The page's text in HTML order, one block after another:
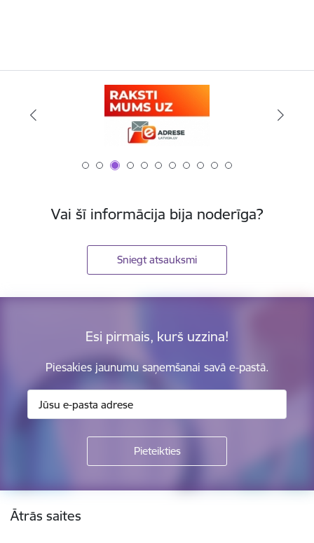
Vai šī informācija bija noderīga?
Sniegt atsauksmi
Esi pirmais, kurš uzzina!
Piesakies jaunumu saņemšanai savā e-pastā.
Kājene
Ātrās saites